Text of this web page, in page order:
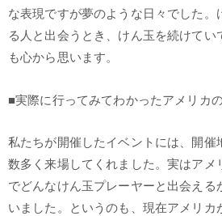
な表現ですが夢のような日々でした。
る人と出会うとき、けん玉を続けてい
も心から思います。
■実際に行ってみてわかったアメリカ
私たちが開催したイベントには、開催
数多く来場してくれました。実はアメ
でどんなけん玉プレーヤーと出会える
いました。というのも、現在アメリカ